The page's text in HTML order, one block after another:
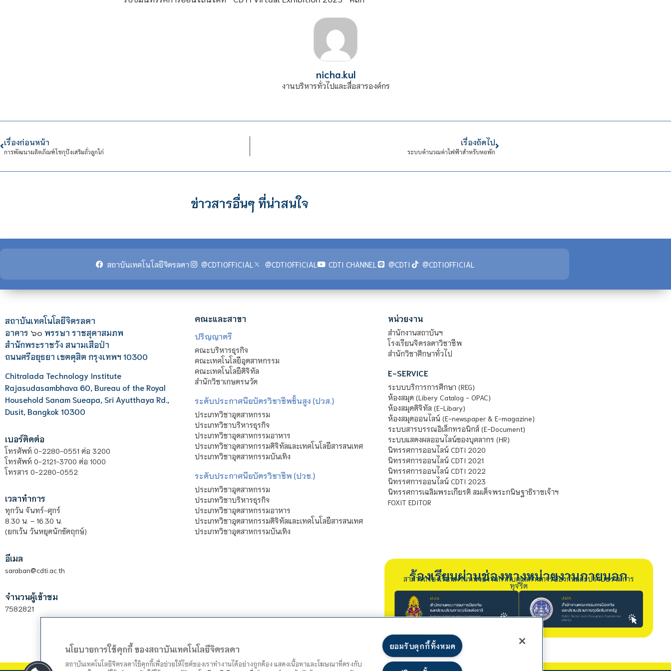
nicha.kul
งานบริหารทั่วไปและสื่อสารองค์กร
เรื่องก่อนหน้า
การพัฒนาผลิตภัณฑ์โชกุปังเสริมถั่วลูกไก่
เรื่องถัดไป
ระบบคำนวณค่าไฟฟ้าสำหรับหอพัก
ข่าวสารอื่นๆ ที่น่าสนใจ
สถาบันเทคโนโลยีจิตรลดา @CDTIOFFICIAL @CDTIOFFICIAL CDTI CHANNEL @CDTI @CDTIOFFICIAL
สถาบันเทคโนโลยีจิตรลดา
อาคาร ๖๐ พรรษา ราชสุดาสมภพ
สำนักพระราชวัง สนามเสือป่า
ถนนศรีอยุธยา เขตดุสิต กรุงเทพฯ 10300
Chitralada Technology Institute
Rajasudasambhava 60, Bureau of the Royal
Household Sanam Sueapa, Sri Ayutthaya Rd.,
Dusit, Bangkok 10300
เบอร์ติดต่อ
โทรศัพท์ 0-2280-0551 ต่อ 3200
โทรศัพท์ 0-2121-3700 ต่อ 1000
โทรสาร 0-2280-0552
เวลาทำการ
ทุกวัน จันทร์-ศุกร์
8.30 น. – 16.30 น.
(ยกเว้น วันหยุดนักขัตฤกษ์)
อีเมล
saraban@cdti.ac.th
จำนวนผู้เข้าชม
7582821
คณะและสาขา
ปริญญาตรี
คณะบริหารธุรกิจ
คณะเทคโนโลยีอุตสาหกรรม
คณะเทคโนโลยีดิจิทัล
สำนักวิชาเกษตรนวัต
ระดับประกาศนียบัตรวิชาชีพชั้นสูง (ปวส.)
ประเภทวิชาอุตสาหกรรม
ประเภทวิชาบริหารธุรกิจ
ประเภทวิชาอุตสาหกรรมอาหาร
ประเภทวิชาอุตสาหกรรมดิจิทัลและเทคโนโลยีสารสนเทศ
ประเภทวิชาอุตสาหกรรมบันเทิง
ระดับประกาศนียบัตรวิชาชีพ (ปวช.)
ประเภทวิชาอุตสาหกรรม
ประเภทวิชาบริหารธุรกิจ
ประเภทวิชาอุตสาหกรรมอาหาร
ประเภทวิชาอุตสาหกรรมดิจิทัลและเทคโนโลยีสารสนเทศ
ประเภทวิชาอุตสาหกรรมบันเทิง
หน่วยงาน
สำนักงานสถาบันฯ
โรงเรียนจิตรลดาวิชาชีพ
สำนักวิชาศึกษาทั่วไป
E-SERVICE
ระบบบริการการศึกษา (REG)
ห้องสมุด (Libery Catalog - OPAC)
ห้องสมุดดิจิทัล (E-Libary)
ห้องสมุดออนไลน์ (E-newspaper & E-magazine)
ระบบสารบรรณอิเล็กทรอนิกส์ (E-Document)
ระบบแสดงผลออนไลน์ของบุคลากร (HR)
นิทรรศการออนไลน์ CDTI 2020
นิทรรศการออนไลน์ CDTI 2021
นิทรรศการออนไลน์ CDTI 2022
นิทรรศการออนไลน์ CDTI 2023
นิทรรศการเฉลิมพระเกียรติ สมเด็จพระกนิษฐาธิราชเจ้าฯ
FOXIT EDITOR
ร้องเรียนผ่านช่องทางหน่วยงานภายนอก
สามารถร้องเรียนผ่านหน่วยงานกำกับดูแลด้านการป้องกันและปราบปรามการ
ทุจริต
นโยบายการใช้คุกกี้ ของสถาบันเทคโนโลยีจิตรลดา
สถาบันเทคโนโลยีจิตรลดาใช้คุกกี้เพื่อช่วยให้ไซต์ของเราทำงานได้อย่างถูกต้อง แสดงเนื้อหาและโฆษณาที่ตรงกับ
ยอมรับคุกกี้ทั้งหมด